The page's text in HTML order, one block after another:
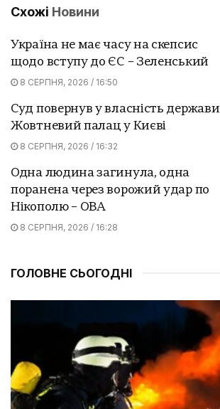
Схожі Новини
Україна не має часу на скепсис
щодо вступу до ЄС – Зеленський
8 СЕРПНЯ, 2026 / 16:50
Суд повернув у власність держави
Жовтневий палац у Києві
8 СЕРПНЯ, 2026 / 16:32
Одна людина загинула, одна
поранена через ворожий удар по
Нікополю – ОВА
8 СЕРПНЯ, 2026 / 16:28
ГОЛОВНЕ СЬОГОДНІ